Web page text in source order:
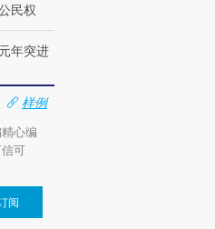
民权
年突进
样例
心编
可
阅